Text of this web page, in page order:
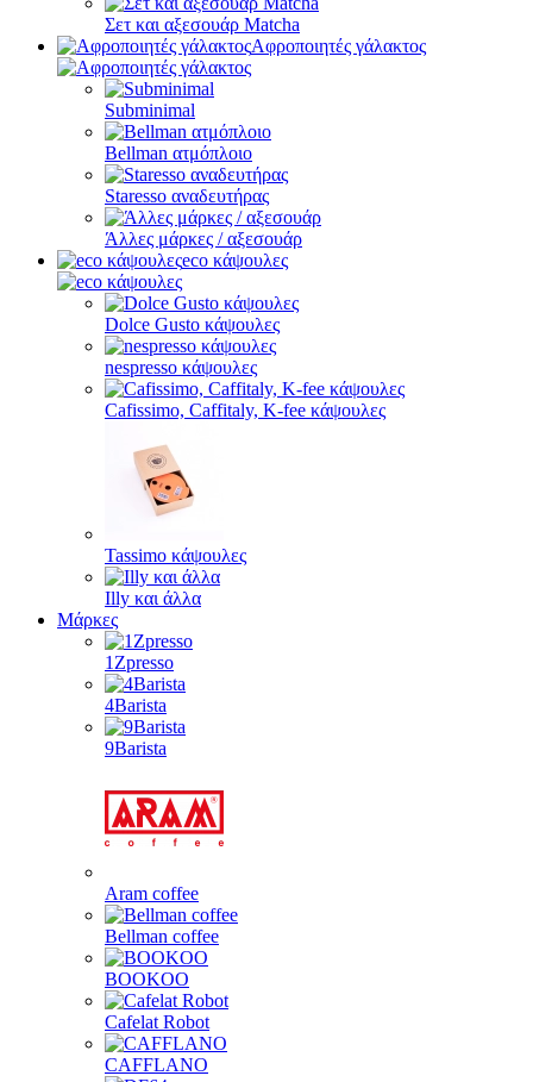
Σετ και αξεσουάρ Matcha
Αφροποιητές γάλακτος
Subminimal
Bellman ατμόπλοιο
Staresso αναδευτήρας
Άλλες μάρκες / αξεσουάρ
eco κάψουλες
Dolce Gusto κάψουλες
nespresso κάψουλες
Cafissimo, Caffitaly, K-fee κάψουλες
Tassimo κάψουλες
Illy και άλλα
Μάρκες
1Zpresso
4Barista
9Barista
Aram coffee
Bellman coffee
BOOKOO
Cafelat Robot
CAFFLANO